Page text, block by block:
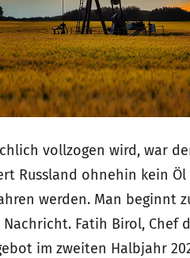
vollzogen wird, war
Russland ohnehin kein Öl
werden. Man beginnt
Nachricht. Fatih Birol, Chef
im zweiten Halbjahr